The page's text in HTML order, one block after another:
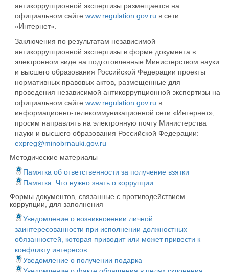
антикоррупционной экспертизы размещается на
официальном сайте www.regulation.gov.ru в сети
«Интернет».
Заключения по результатам независимой
антикоррупционной экспертизы в форме документа в
электронном виде на подготовленные Министерством науки
и высшего образования Российской Федерации проекты
нормативных правовых актов, размещенные для
проведения независимой антикоррупционной экспертизы на
официальном сайте www.regulation.gov.ru в
информационно-телекоммуникационной сети «Интернет»,
просим направлять на электронную почту Министерства
науки и высшего образования Российской Федерации:
expreg@minobrnauki.gov.ru
Методические материалы
Памятка об ответственности за получение взятки
Памятка. Что нужно знать о коррупции
Формы документов, связанные с противодействием
коррупции, для заполнения
Уведомление о возникновении личной
заинтересованности при исполнении должностных
обязанностей, которая приводит или может привести к
конфликту интересов
Уведомление о получении подарка